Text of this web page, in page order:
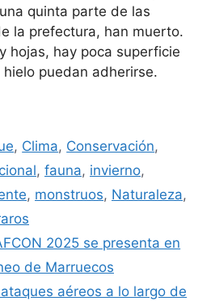
quinta parte de las
la prefectura, han muerto.
hojas, hay poca superficie
puedan adherirse.
, Clima, Conservación,
, fauna, invierno,
, monstruos, Naturaleza,
2025 se presenta en
de Marruecos
aéreos a lo largo de